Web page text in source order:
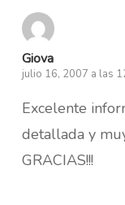
Giova
julio 16, 2007 a las
Excelente
detallada y
GRACIAS!!!